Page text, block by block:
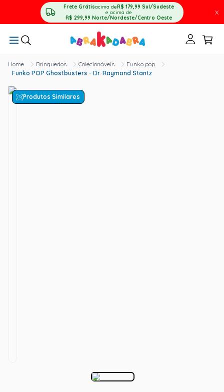
Frete Grátisacima deR$ 179,99 Sul/Sudeste
e acima de
R$ 299,99 Norte/Nordeste/Centro Oeste
X
Brinquedos Colecionáveis
Funko pop
Funko POP Ghostbusters - Dr. Raymond Stantz
Produtos Similares